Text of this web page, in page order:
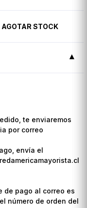
STOCK
te enviaremos
por correo
envía el
de pago al correo es
número de orden del